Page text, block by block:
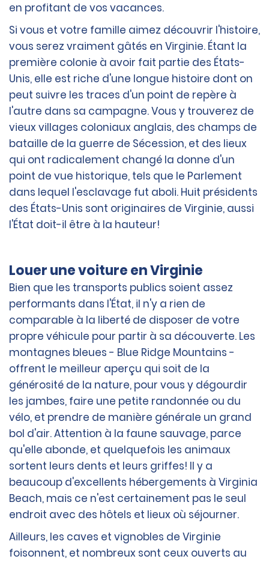
en profitant de vos vacances.
Si vous et votre famille aimez découvrir l'histoire,
vous serez vraiment gâtés en Virginie. Étant la
première colonie à avoir fait partie des États-
Unis, elle est riche d'une longue histoire dont on
peut suivre les traces d'un point de repère à
l'autre dans sa campagne. Vous y trouverez de
vieux villages coloniaux anglais, des champs de
bataille de la guerre de Sécession, et des lieux
qui ont radicalement changé la donne d'un
point de vue historique, tels que le Parlement
dans lequel l'esclavage fut aboli. Huit présidents
des États-Unis sont originaires de Virginie, aussi
l'État doit-il être à la hauteur!
Louer une voiture en Virginie
Bien que les transports publics soient assez
performants dans l'État, il n'y a rien de
comparable à la liberté de disposer de votre
propre véhicule pour partir à sa découverte. Les
montagnes bleues - Blue Ridge Mountains -
offrent le meilleur aperçu qui soit de la
générosité de la nature, pour vous y dégourdir
les jambes, faire une petite randonnée ou du
vélo, et prendre de manière générale un grand
bol d'air. Attention à la faune sauvage, parce
qu'elle abonde, et quelquefois les animaux
sortent leurs dents et leurs griffes! Il y a
beaucoup d'excellents hébergements à Virginia
Beach, mais ce n'est certainement pas le seul
endroit avec des hôtels et lieux où séjourner.
Ailleurs, les caves et vignobles de Virginie
foisonnent, et nombreux sont ceux ouverts au